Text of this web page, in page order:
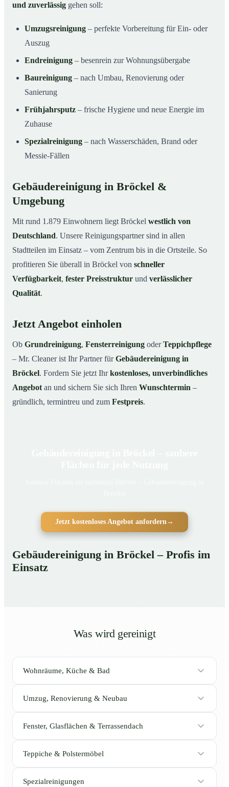
und zuverlässig gehen soll:
Umzugsreinigung – perfekte Vorbereitung für Ein- oder
Auszug
Endreinigung – besenrein zur Wohnungsübergabe
Baureinigung – nach Umbau, Renovierung oder
Sanierung
Frühjahrsputz – frische Hygiene und neue Energie im
Zuhause
Spezialreinigung – nach Wasserschäden, Brand oder
Messie-Fällen
Gebäudereinigung in Bröckel &
Umgebung
Mit rund 1.879 Einwohnern liegt Bröckel westlich von
Deutschland. Unsere Reinigungspartner sind in allen
Stadtteilen im Einsatz – vom Zentrum bis in die Ortsteile. So
profitieren Sie überall in Bröckel von schneller
Verfügbarkeit, fester Preisstruktur und verlässlicher
Qualität.
Jetzt Angebot einholen
Ob Grundreinigung, Fensterreinigung oderTeppichpflege
– Mr. Cleaner ist Ihr Partner fürGebäudereinigung in
Bröckel. Fordern Sie jetzt Ihrkostenloses, unverbindliches
Angebot an und sichern Sie sich Ihren Wunschtermin –
gründlich, termintreu und zum Festpreis.
Jetzt kostenloses Angebot anfordern→
Gebäudereinigung in Bröckel – Profis im
Einsatz
Was wird gereinigt
Wohnräume, Küche & Bad
Umzug, Renovierung & Neubau
Fenster, Glasflächen & Terrassendach
Teppiche & Polstermöbel
Spezialreinigungen